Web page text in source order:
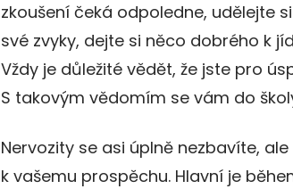
zkoušení čeká odpoledne, udělejte
své zvyky, dejte si něco dobrého k
Vždy je důležité vědět, že jste pro
S takovým vědomím se vám do
Nervozity se asi úplně nezbavíte,
k vašemu prospěchu. Hlavní je